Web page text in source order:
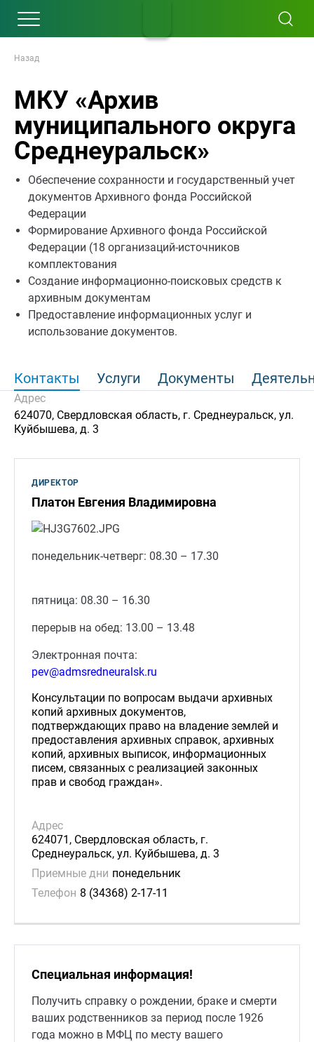
Назад
МКУ «Архив
муниципального округа
Среднеуральск»
Обеспечение сохранности и государственный учет
документов Архивного фонда Российской
Федерации
Формирование Архивного фонда Российской
Федерации (18 организаций-источников
комплектования
Создание информационно-поисковых средств к
архивным документам
Предоставление информационных услуг и
использование документов.
Контакты Услуги Документы
Адрес
624070, Свердловская область, г. Среднеуральск, ул.
Куйбышева, д. 3
ДИРЕКТОР
Платон Евгения Владимировна
понедельник-четверг: 08.30 – 17.30
пятница: 08.30 – 16.30
перерыв на обед: 13.00 – 13.48
Электронная почта:
pev@admsredneuralsk.ru
Консультации по вопросам выдачи архивных
копий архивных документов,
подтверждающих право на владение землей и
предоставления архивных справок, архивных
копий, архивных выписок, информационных
писем, связанных с реализацией законных
прав и свобод граждан».
Адрес
624071, Свердловская область, г.
Среднеуральск, ул. Куйбышева, д. 3
Приемные дни понедельник
Телефон 8 (34368) 2-17-11
Специальная информация!
Получить справку о рождении, браке и смерти
ваших родственников за период после 1926
года можно в МФЦ по месту вашего